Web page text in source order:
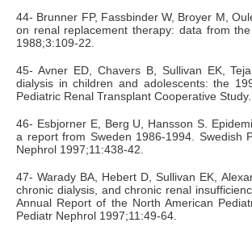
44- Brunner FP, Fassbinder W, Broyer M,
on renal replacement therapy: data from
1988;3:109-22.
45- Avner ED, Chavers B, Sullivan EK,
dialysis in children and adolescents: the
Pediatric Renal Transplant Cooperative
46- Esbjorner E, Berg U, Hansson S.
a report from Sweden 1986-1994. Swedish
Nephrol 1997;11:438-42.
47- Warady BA, Hebert D, Sullivan EK,
chronic dialysis, and chronic renal
Annual Report of the North American
Pediatr Nephrol 1997;11:49-64.